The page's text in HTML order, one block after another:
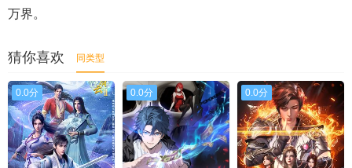
万界。
猜你喜欢 同类型
0.0分 0.0分 0.0分